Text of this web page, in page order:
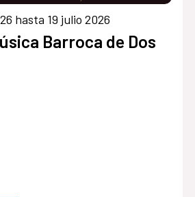
hasta 19 julio 2026
Barroca de Dos